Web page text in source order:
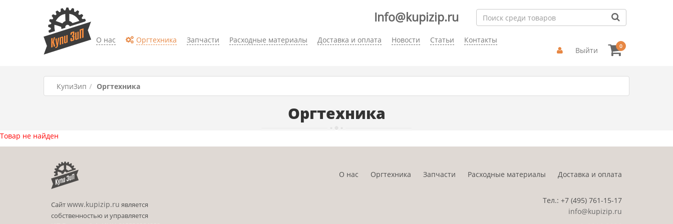
О нас Оргтехника Запчасти Расходные материалы Доставка и оплата Новости Статьи Контакты
Info@kupizip.ru
Выйти 0
КупиЗип Оргтехника
Оргтехника
Товар не найден
Сайтwww.kupizip.ru является
собственностью и управляется
О нас Оргтехника Запчасти Расходные материалы Доставка и оплата
Тел.: +7 (495) 761-15-17
info@kupizip.ru